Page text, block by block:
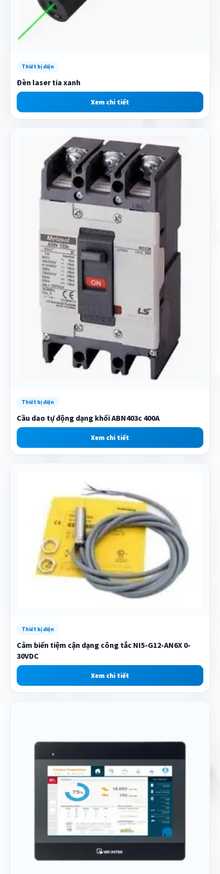
Thiết bị điện
Đèn laser tia xanh
Xem chi tiết
Thiết bị điện
Cầu dao tự động dạng khối ABN403c 400A
Xem chi tiết
Thiết bị điện
Cảm biến tiệm cận dạng công tắc NI5-G12-AN6X 0-
30VDC
Xem chi tiết